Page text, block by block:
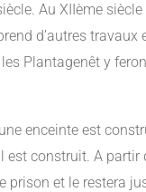
Au XIIème siècle
d’autres
Plantagenêt y
enceinte est
est construit. A partir
prison et le restera